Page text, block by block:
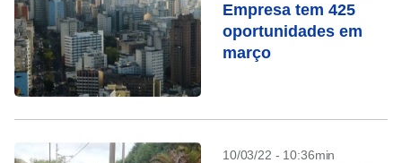
Empresa tem 425
oportunidades em
março
10/03/22 - 10:36min